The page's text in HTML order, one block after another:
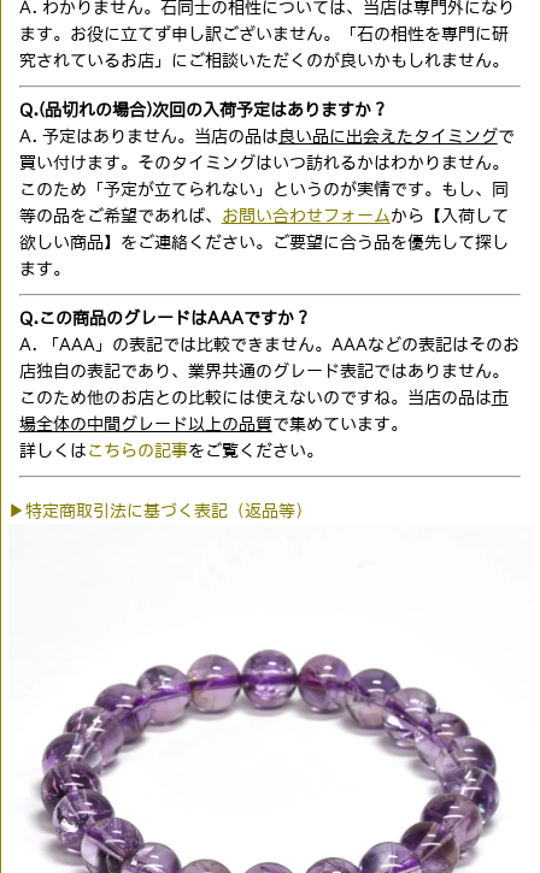
A. わかりません。石同士の相性については、当店は専門外になり
ます。お役に立てず申し訳ございません。「石の相性を専門に研
究されているお店」にご相談いただくのが良いかもしれません。
Q.(品切れの場合)次回の入荷予定はありますか？
A. 予定はありません。当店の品は 良い品に出会えたタイミングで
買い付けます。そのタイミングはいつ訪れるかはわかりません。
このため「予定が立てられない」というのが実情です。もし、同
等の品をご希望であれば、 お問い合わせフォーム から【入荷して
欲しい商品】をご連絡ください。ご要望に合う品を優先して探し
ます。
Q.この商品のグレードはAAAですか？
A. 「AAA」の表記では比較できません。AAAなどの表記はそのお
店独自の表記であり、業界共通のグレード表記ではありません。
このため他のお店との比較には使えないのですね。当店の品は市
場全体の中間グレード以上の品質で集めています。
詳しくは こちらの記事をご覧ください。
▶特定商取引法に基づく表記（返品等）